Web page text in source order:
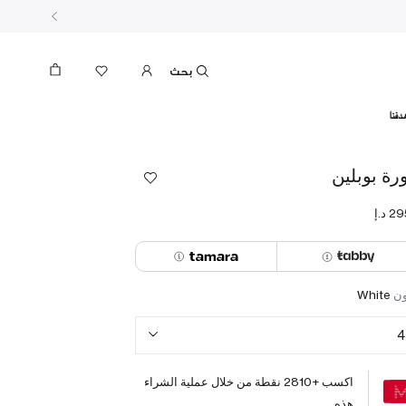
بوبلين
White
4
اكسب +2810 نقطة من خلال عملية الشراء
هذه.